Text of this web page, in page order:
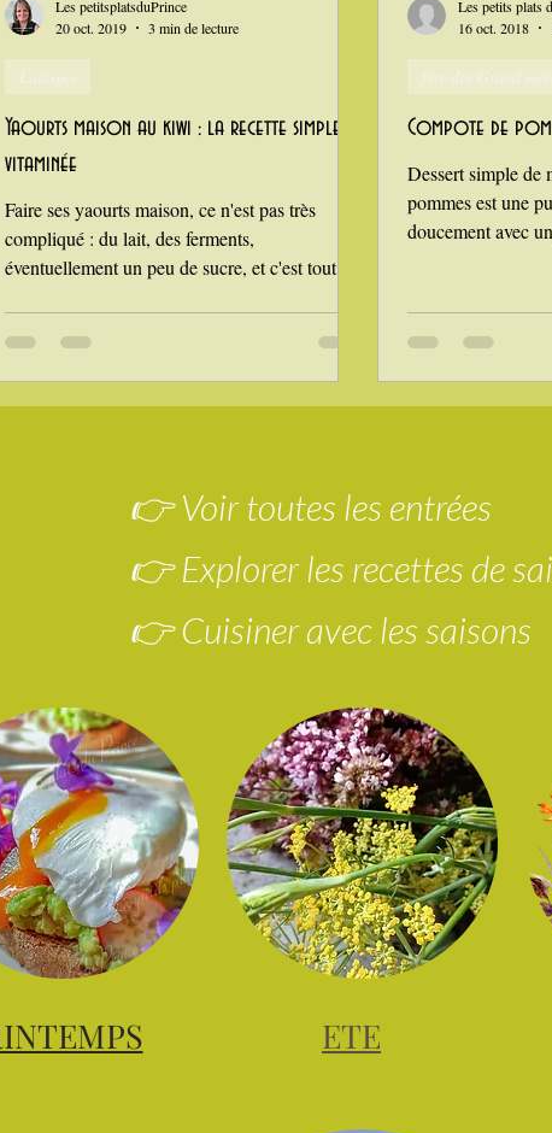
Yaourts maison au kiwi : la recette simple et
vitaminée
Faire ses yaourts maison, ce n'est pas très
compliqué : du lait, des ferments,
éventuellement un peu de sucre, et c'est tout !
sous forme de compote, de confiture... A
déguster au petit déjeuner, pour un brunch
vitaminé, ou pourquoi pas en dessert ? En cette
légèrement acide et que
Laitages
Les petitsplatsduPrince
20 oct. 2019
3 min de lecture
Compote de
Dessert simple de
pommes est une
doucement avec
fête des Grand
Les petits plats
16 oct. 2018
👉 Voir toutes les entrées
👉 Explorer les recettes de
👉 Cuisiner avec les saisons
ETE